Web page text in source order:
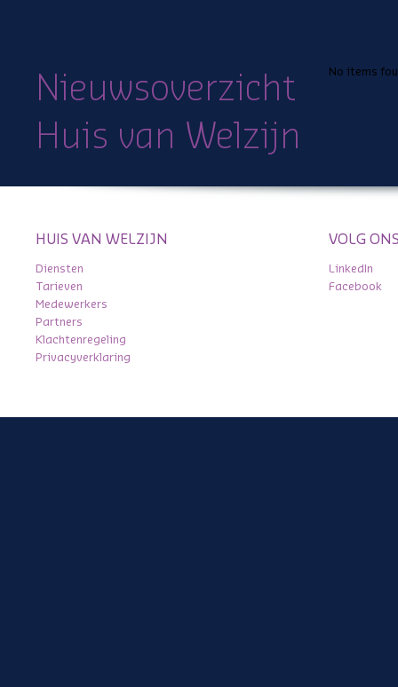
Nieuwsoverzicht
Huis van Welzijn
No items
HUIS VAN WELZIJN
Diensten
Tarieven
Medewerkers
Partners
Klachtenregeling
Privacyverklaring
VOLG
LinkedIn
Facebook